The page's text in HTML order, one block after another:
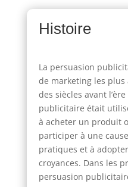
Histoire
La persuasion
de marketing les
des siècles avant
publicitaire était
à acheter un produit
participer à une
pratiques et à
croyances. Dans les
persuasion